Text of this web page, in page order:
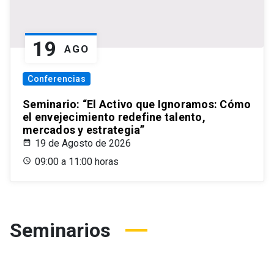
19 AGO
Conferencias
Seminario: “El Activo que Ignoramos: Cómo
el envejecimiento redefine talento,
mercados y estrategia”
19 de Agosto de 2026
09:00 a 11:00 horas
Seminarios